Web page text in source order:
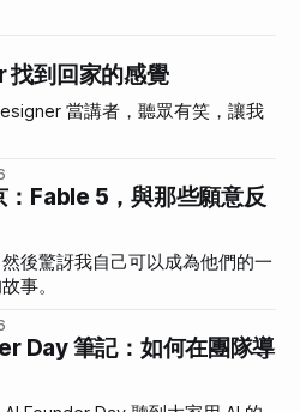
到回家的感覺
當講者，聽眾有笑，讓我
Fable 5，與那些願意反
後驚訝我自己可以成為他們的一
事。
Day 筆記：如何在團隊導